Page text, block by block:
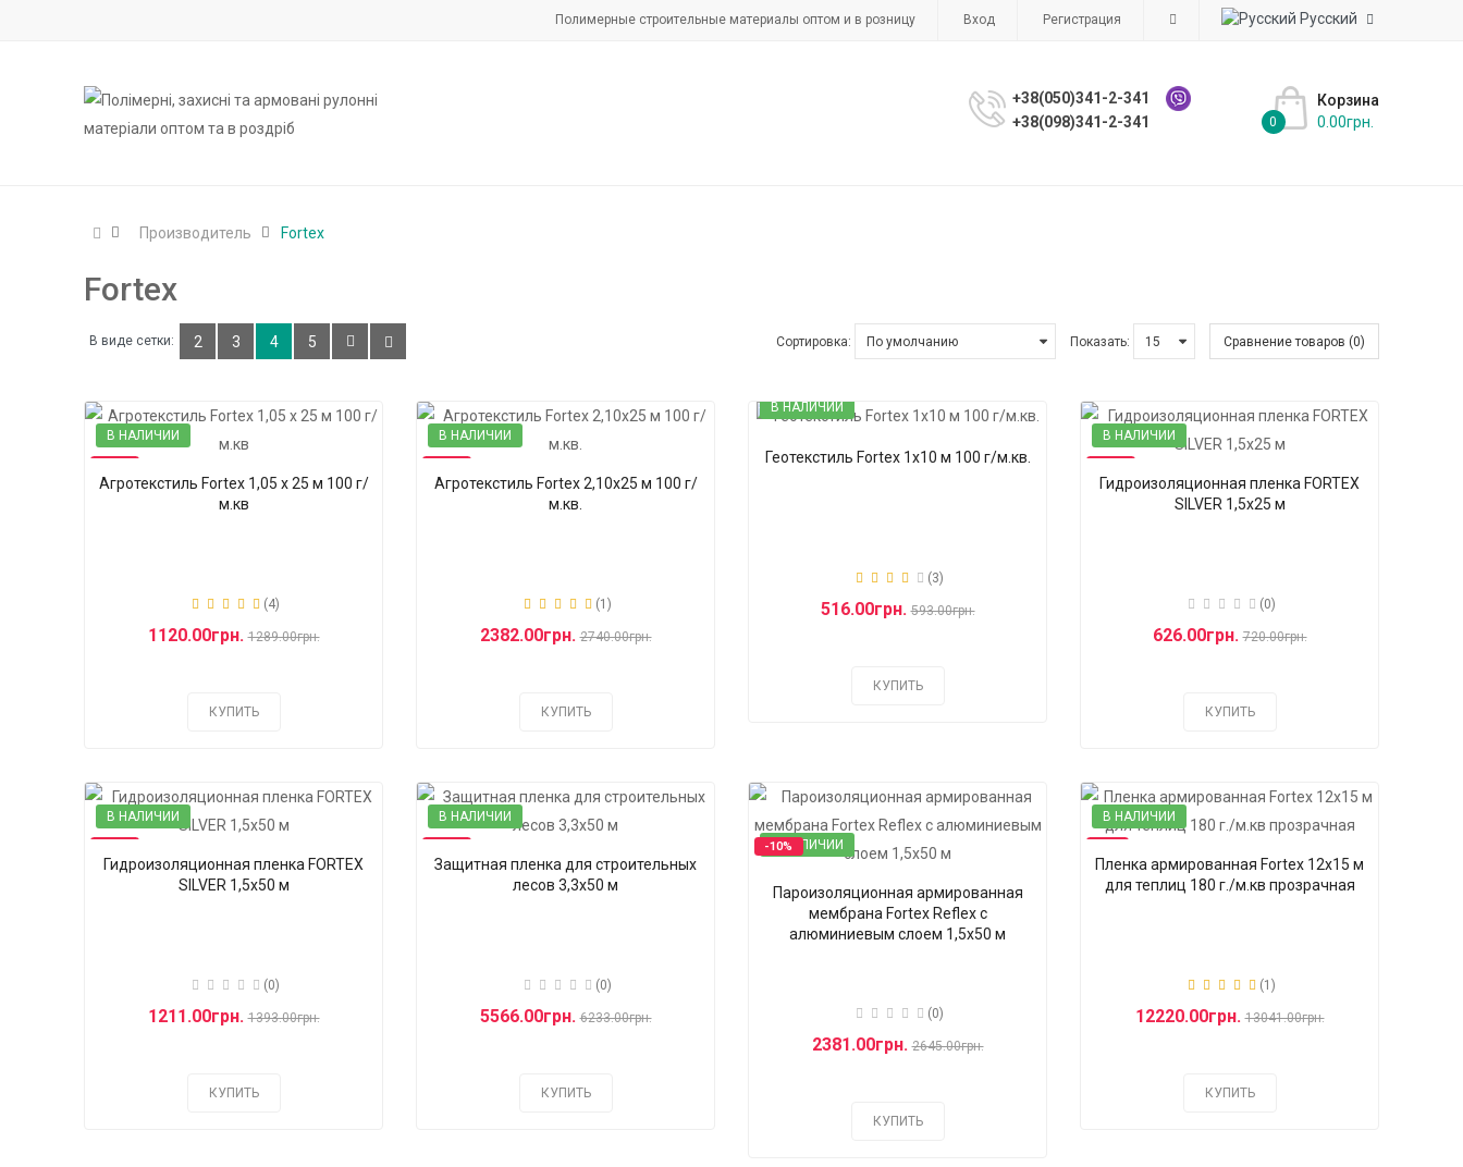
Полимерные строительные материалы оптом и в розницу Вход Регистрация Русский
Корзина
0 0.00грн.
+38(050)341-2-341
+38(098)341-2-341
Производитель Fortex
Fortex
В виде сетки: 2 3 4 5 Сортировка: Показать: Сравнение товаров (0)
В НАЛИЧИИ
Агротекстиль Fortex 1,05 х 25 м 100 г/
м.кв
(4)
1120.00грн.1289.00грн.
КУПИТЬ
В НАЛИЧИИ
Агротекстиль Fortex 2,10х25 м 100 г/
м.кв.
(1)
2382.00грн.2740.00грн.
КУПИТЬ
В НАЛИЧИИ
-13%
Геотекстиль Fortex 1х10 м 100 г/м.кв.
(3)
516.00грн.593.00грн.
КУПИТЬ
В НАЛИЧИИ
Гидроизоляционная пленка FORTEX
SILVER 1,5x25 м
(0)
626.00грн.720.00грн.
КУПИТЬ
В НАЛИЧИИ
Гидроизоляционная пленка FORTEX
SILVER 1,5x50 м
(0)
1211.00грн.1393.00грн.
КУПИТЬ
В НАЛИЧИИ
Защитная пленка для строительных
лесов 3,3х50 м
(0)
5566.00грн.6233.00грн.
КУПИТЬ
В НАЛИЧИИ
-10%
Пароизоляционная армированная
мембрана Fortex Reflex с
алюминиевым слоем 1,5х50 м
(0)
2381.00грн.2645.00грн.
КУПИТЬ
В НАЛИЧИИ
Пленка армированная Fortex 12х15 м
для теплиц 180 г./м.кв прозрачная
(1)
12220.00грн.13041.00грн.
КУПИТЬ